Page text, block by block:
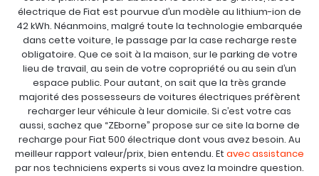
électrique de Fiat est pourvue d’un modèle au lithium-ion de
42 kWh. Néanmoins, malgré toute la technologie embarquée
dans cette voiture, le passage par la case recharge reste
obligatoire. Que ce soit à la maison, sur le parking de votre
lieu de travail, au sein de votre copropriété ou au sein d’un
espace public. Pour autant, on sait que la très grande
majorité des possesseurs de voitures électriques préfèrent
recharger leur véhicule à leur domicile. Si c’est votre cas
aussi, sachez que “ZEborne” propose sur ce site la borne de
recharge pour Fiat 500 électrique dont vous avez besoin. Au
meilleur rapport valeur/prix, bien entendu. Et avec assistance
par nos techniciens experts si vous avez la moindre question.